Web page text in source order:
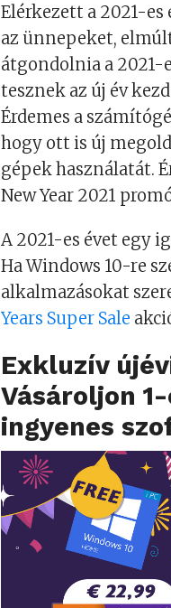
Elérkezett a 2021-es
az ünnepeket,
átgondolnia a 2021-
tesznek az új év
Érdemes a
hogy ott is új
gépek használatát.
New Year 2021
A 2021-es évet egy
Ha Windows 10-re
alkalmazásokat
Years Super Sale
Exkluzív
Vásároljon
ingyenes